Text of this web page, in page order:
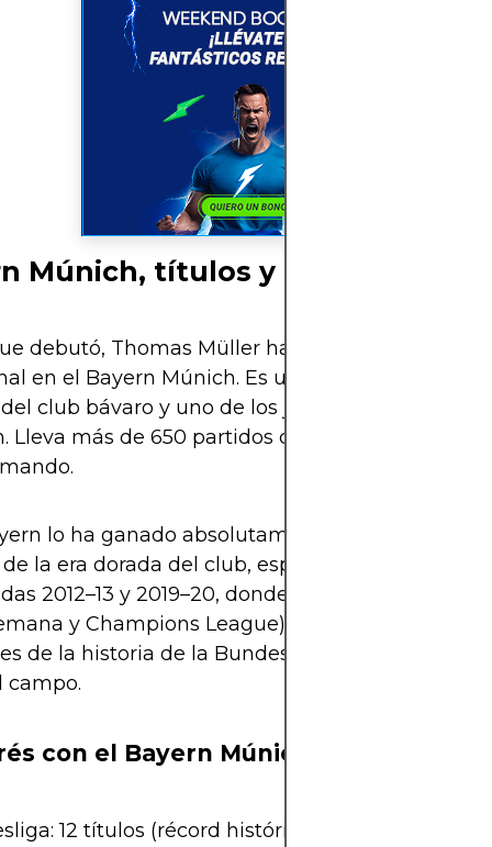
Múnich, títulos y récords
debutó, Thomas Müller ha jugado toda su
en el Bayern Múnich. Es un verdadero “one-
club bávaro y uno de los jugadores más
Lleva más de 650 partidos con la camiseta del
lo ha ganado absolutamente todo. Ha sido
la era dorada del club, especialmente en las
2012–13 y 2019–20, donde logró el triplete
y Champions League). Es uno de los
de la historia de la Bundesliga y ha sido líder
campo.
con el Bayern Múnich
12 títulos (récord histórico)